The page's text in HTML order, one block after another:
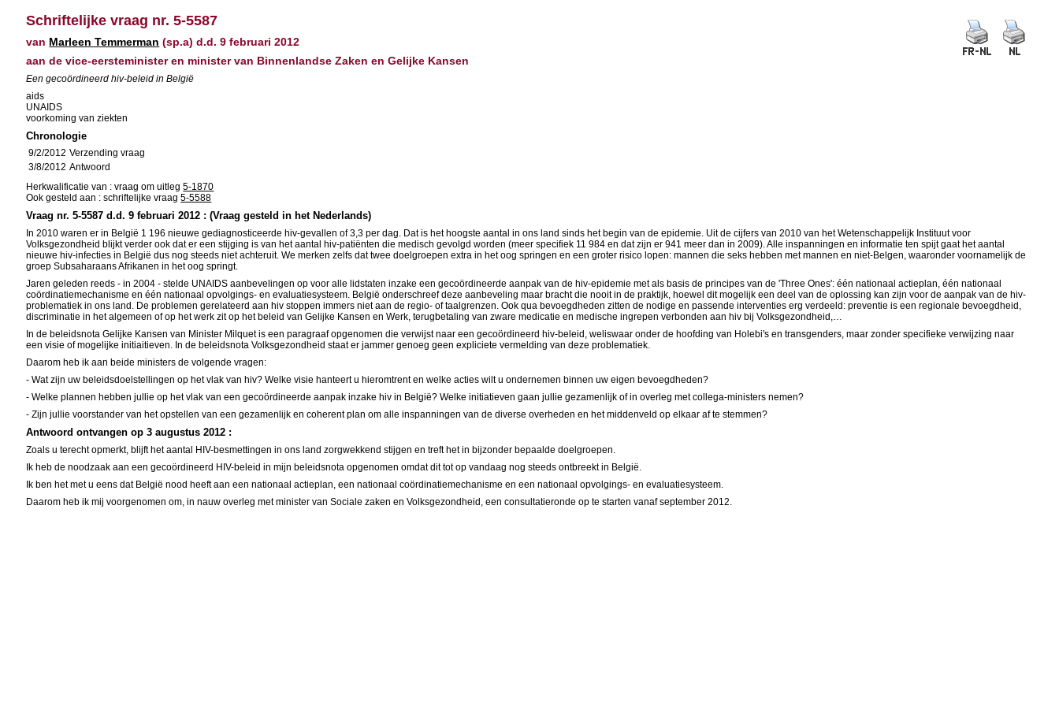
Schriftelijke vraag nr. 5-5587
van Marleen Temmerman (sp.a) d.d. 9 februari 2012
aan de vice-eersteminister en minister van Binnenlandse Zaken en Gelijke Kansen
Een gecoördineerd hiv-beleid in België
aids
UNAIDS
voorkoming van ziekten
Chronologie
9/2/2012 Verzending vraag
3/8/2012 Antwoord
Herkwalificatie van : vraag om uitleg5-1870
Ook gesteld aan : schriftelijke vraag5-5588
Vraag nr. 5-5587 d.d. 9 februari 2012 : (Vraag gesteld in het Nederlands)
In 2010 waren er in België 1 196 nieuwe gediagnosticeerde hiv-gevallen of 3,3 per dag. Dat is het hoogste aantal in ons land sinds het begin van de epidemie. Uit de cijfers van 2010 van het Wetenschappelijk Instituut voor
Volksgezondheid blijkt verder ook dat er een stijging is van het aantal hiv-patiënten die medisch gevolgd worden (meer specifiek 11 984 en dat zijn er 941 meer dan in 2009). Alle inspanningen en informatie ten spijt gaat het aantal
nieuwe hiv-infecties in België dus nog steeds niet achteruit. We merken zelfs dat twee doelgroepen extra in het oog springen en een groter risico lopen: mannen die seks hebben met mannen en niet-Belgen, waaronder voornamelijk de
groep Subsaharaans Afrikanen in het oog springt.
Jaren geleden reeds - in 2004 - stelde UNAIDS aanbevelingen op voor alle lidstaten inzake een gecoördineerde aanpak van de hiv-epidemie met als basis de principes van de 'Three Ones': één nationaal actieplan, één nationaal
coördinatiemechanisme en één nationaal opvolgings- en evaluatiesysteem. België onderschreef deze aanbeveling maar bracht die nooit in de praktijk, hoewel dit mogelijk een deel van de oplossing kan zijn voor de aanpak van de hiv-
problematiek in ons land. De problemen gerelateerd aan hiv stoppen immers niet aan de regio- of taalgrenzen. Ook qua bevoegdheden zitten de nodige en passende interventies erg verdeeld: preventie is een regionale bevoegdheid,
discriminatie in het algemeen of op het werk zit op het beleid van Gelijke Kansen en Werk, terugbetaling van zware medicatie en medische ingrepen verbonden aan hiv bij Volksgezondheid,…
In de beleidsnota Gelijke Kansen van Minister Milquet is een paragraaf opgenomen die verwijst naar een gecoördineerd hiv-beleid, weliswaar onder de hoofding van Holebi's en transgenders, maar zonder specifieke verwijzing naar
een visie of mogelijke initiaitieven. In de beleidsnota Volksgezondheid staat er jammer genoeg geen expliciete vermelding van deze problematiek.
Daarom heb ik aan beide ministers de volgende vragen:
- Wat zijn uw beleidsdoelstellingen op het vlak van hiv? Welke visie hanteert u hieromtrent en welke acties wilt u ondernemen binnen uw eigen bevoegdheden?
- Welke plannen hebben jullie op het vlak van een gecoördineerde aanpak inzake hiv in België? Welke initiatieven gaan jullie gezamenlijk of in overleg met collega-ministers nemen?
- Zijn jullie voorstander van het opstellen van een gezamenlijk en coherent plan om alle inspanningen van de diverse overheden en het middenveld op elkaar af te stemmen?
Antwoord ontvangen op 3 augustus 2012 :
Zoals u terecht opmerkt, blijft het aantal HIV-besmettingen in ons land zorgwekkend stijgen en treft het in bijzonder bepaalde doelgroepen.
Ik heb de noodzaak aan een gecoördineerd HIV-beleid in mijn beleidsnota opgenomen omdat dit tot op vandaag nog steeds ontbreekt in België.
Ik ben het met u eens dat België nood heeft aan een nationaal actieplan, een nationaal coördinatiemechanisme en een nationaal opvolgings- en evaluatiesysteem.
Daarom heb ik mij voorgenomen om, in nauw overleg met minister van Sociale zaken en Volksgezondheid, een consultatieronde op te starten vanaf september 2012.